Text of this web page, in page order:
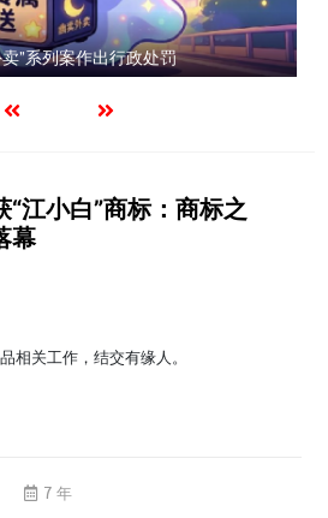
”系列案作出行政处罚
江小白”商标：商标之
幕
相关工作，结交有缘人。
7 年